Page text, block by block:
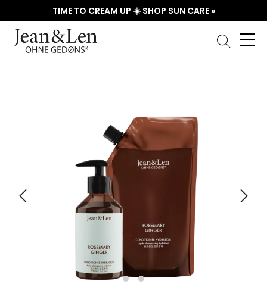
TIME TO CREAM UP ☀️ SHOP SUN CARE »